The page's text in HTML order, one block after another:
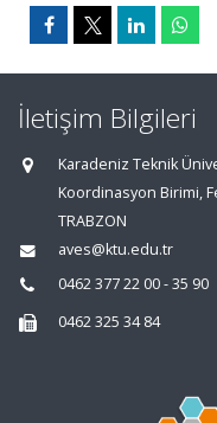
İletişim Bilgileri
Karadeniz Teknik
Koordinasyon Birimi,
TRABZON
aves@ktu.edu.tr
0462 377 22 00 - 35 90
0462 325 34 84